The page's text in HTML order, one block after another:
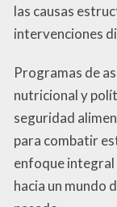
las causas
intervenciones
Programas de
nutricional y
seguridad
para combatir
enfoque
hacia un mundo